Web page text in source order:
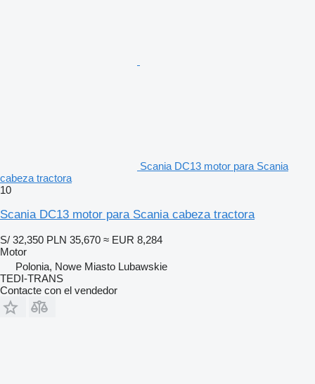
Scania DC13 motor para Scania
cabeza tractora
10
Scania DC13 motor para Scania cabeza tractora
S/ 32,350 PLN 35,670 ≈ EUR 8,284
Motor
Polonia, Nowe Miasto Lubawskie
TEDI-TRANS
Contacte con el vendedor